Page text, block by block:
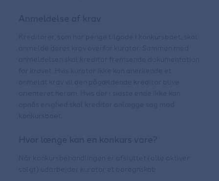
Anmeldelse af krav
Kreditorer, som har penge tilgode i konkursboet, skal
anmelde deres krav overfor kurator. Sammen med
anmeldelsen skal kreditor fremsende dokumentation
for kravet. Hvis kurator ikke kan anerkende et
anmeldt krav vil den pågældende kreditor blive
orienteret herom. Hvis der i sidste ende ikke kan
opnås enighed skal kreditor anlægge sag mod
konkursboet.
Hvor længe kan en konkurs vare?
Når konkursbehandlingen er afsluttet (alle aktiver
solgt) udarbejder kurator et boregnskab.